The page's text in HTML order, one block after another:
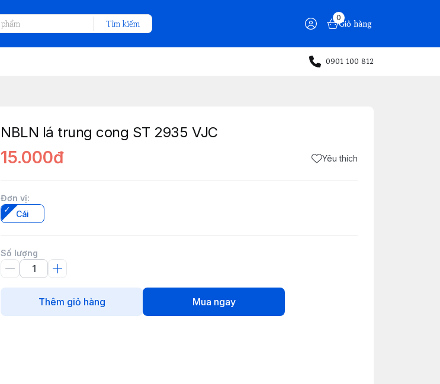
Tìm kiếm
0
Giỏ hàng
0901 100 812
NBLN lá trung cong ST 2935 VJC
15.000đ Yêu thích
Đơn vị:
Cái
Số lượng
Thêm giỏ hàng Mua ngay